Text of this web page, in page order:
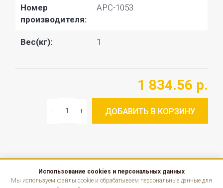
Номер
производителя:
APC-1053
Вес(кг): 1
1 834.56 р.
ДОБАВИТЬ В КОРЗИНУ
КАТАЛОГ
Использование cookies и персональных данных
Мы используем файлы cookie и обрабатываем персональные данные для